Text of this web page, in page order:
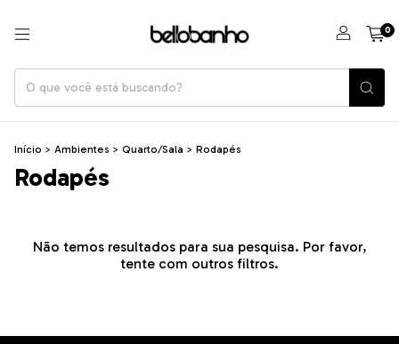
0
Início > Ambientes > Quarto/Sala > Rodapés
Rodapés
Não temos resultados para sua pesquisa. Por favor,
tente com outros filtros.